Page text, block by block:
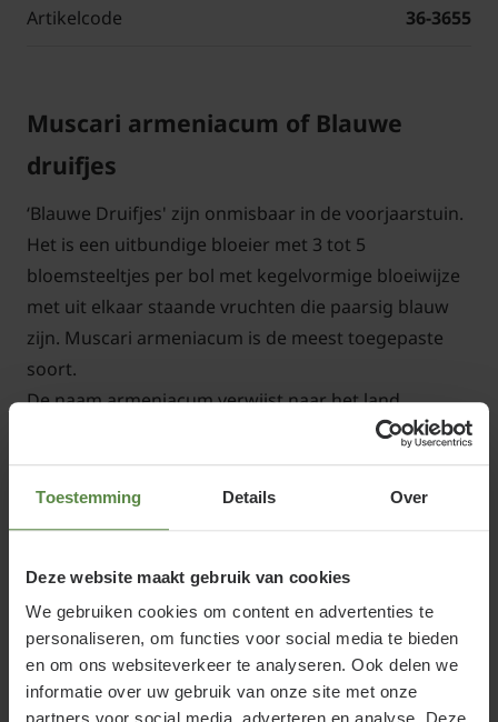
Toestemming Details Over
Deze website maakt gebruik van cookies
We gebruiken cookies om content en advertenties te
personaliseren, om functies voor social media te bieden
en om ons websiteverkeer te analyseren. Ook delen we
informatie over uw gebruik van onze site met onze
Artikelcode 36-3655
Muscari armeniacum of Blauwe
druifjes
‘Blauwe Druifjes' zijn onmisbaar in de voorjaarstuin.
Het is een uitbundige bloeier met 3 tot 5
bloemsteeltjes per bol met kegelvormige bloeiwijze
met uit elkaar staande vruchten die paarsig blauw
zijn. Muscari armeniacum is de meest toegepaste
soort.
De naam armeniacum verwijst naar het land
Armenië; daar komt oorspronkelijk het blauw druifje
vandaan. Ze hebben graag een lichte standplaats.
Het blauwe druifje is uitstekend te combineren met
Tulpen en Narcissen. De plant kan zowel in de
balkon.